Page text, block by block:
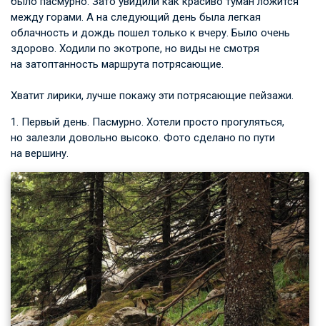
между горами. А на следующий день была легкая
облачность и дождь пошел только к вчеру. Было очень
здорово. Ходили по экотропе, но виды не смотря
на затоптанность маршрута потрясающие.
Хватит лирики, лучше покажу эти потрясающие пейзажи.
1. Первый день. Пасмурно. Хотели просто прогуляться,
но залезли довольно высоко. Фото сделано по пути
на вершину.